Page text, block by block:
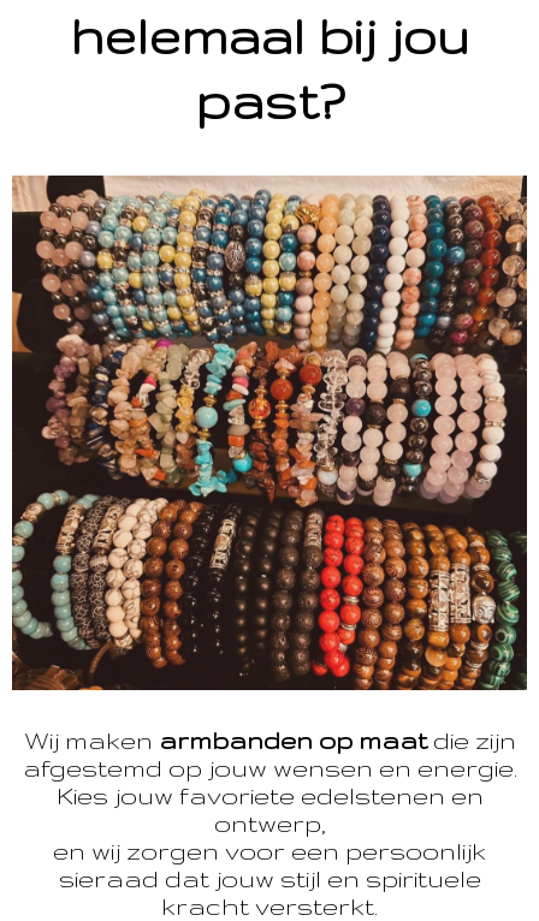
helemaal bij jou
past?
Wij maken armbanden op maatdie zijn
afgestemd op jouw wensen en energie.
Kies jouw favoriete edelstenen en
ontwerp,
en wij zorgen voor een persoonlijk
sieraad dat jouw stijl en spirituele
kracht versterkt.